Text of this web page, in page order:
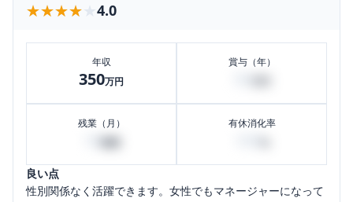
★★★★★
★★★★★ 4.0
年収
350万円
賞与（年）
残業（月） 有休消化率
良い点
性別関係なく活躍できます。女性でもマネージャーになって